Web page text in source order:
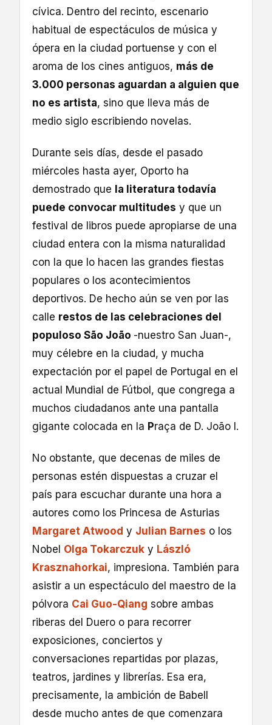
cívica. Dentro del recinto, escenario
habitual de espectáculos de música y
ópera en la ciudad portuense y con el
aroma de los cines antiguos, más de
3.000 personas aguardan a alguien que
no es artista, sino que lleva más de
medio siglo escribiendo novelas.
Durante seis días, desde el pasado
miércoles hasta ayer, Oporto ha
demostrado que la literatura todavía
puede convocar multitudes y que un
festival de libros puede apropiarse de una
ciudad entera con la misma naturalidad
con la que lo hacen las grandes fiestas
populares o los acontecimientos
deportivos. De hecho aún se ven por las
calle restos de las celebraciones del
populoso São João -nuestro San Juan-,
muy célebre en la ciudad, y mucha
expectación por el papel de Portugal en el
actual Mundial de Fútbol, que congrega a
muchos ciudadanos ante una pantalla
gigante colocada en la Praça de D. João I.
No obstante, que decenas de miles de
personas estén dispuestas a cruzar el
país para escuchar durante una hora a
autores como los Princesa de Asturias
Margaret Atwood y Julian Barnes o los
Nobel Olga Tokarczuk y László
Krasznahorkai, impresiona. También para
asistir a un espectáculo del maestro de la
pólvora Cai Guo-Qiang sobre ambas
riberas del Duero o para recorrer
exposiciones, conciertos y
conversaciones repartidas por plazas,
teatros, jardines y librerías. Esa era,
precisamente, la ambición de Babell
desde mucho antes de que comenzara